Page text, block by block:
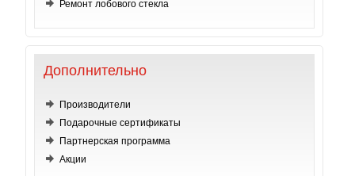
Ремонт лобового стекла
Дополнительно
Производители
Подарочные сертификаты
Партнерская программа
Акции